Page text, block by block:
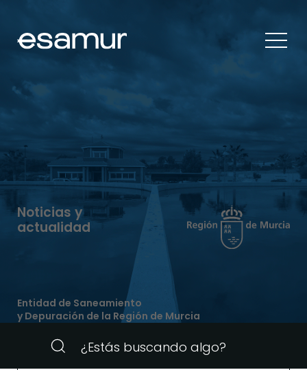
Noticias y
actualidad
Entidad de Saneamiento
y Depuración de la Región de Murcia